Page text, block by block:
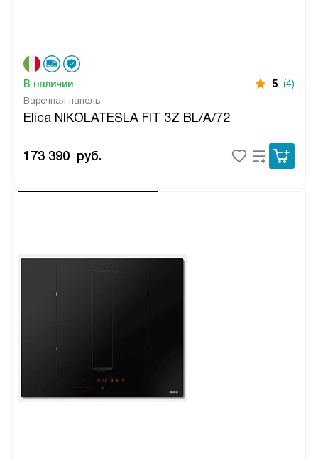
Варочная панель
Elica NIKOLATESLA FIT 3Z BL/A/72
В наличии 5 (4)
173 390 руб.